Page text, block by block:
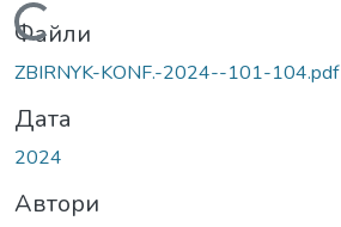
Вантажиться...
Файли
ZBIRNYK-KONF.-2024--101-104.pdf
Дата
2024
Автори